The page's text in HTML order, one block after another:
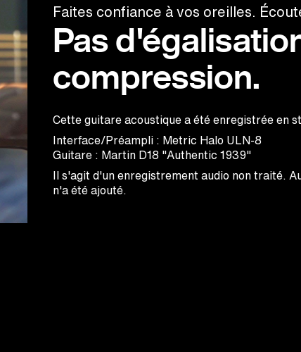
Faites confiance à vos oreilles.
Pas
compression.
Cette guitare acoustique a été enregistrée en
Interface/Préampli : Metric Halo ULN-8
Guitare : Martin D18 "Authentic 1939"
Il s'agit d'un enregistrement audio non traité.
n'a été ajouté.